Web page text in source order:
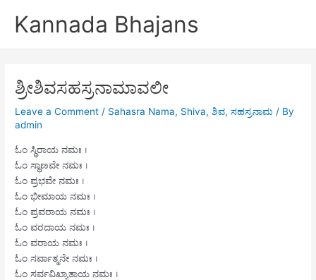
Kannada Bhajans
ಶ್ರೀಶಿವಸಹಸ್ರನಾಮಾವಲೀ
Leave a Comment / Sahasra Nama, Shiva,ಶಿವ,ಸಹಸ್ರನಾಮ / By
admin
ಓಂ ಸ್ಥಿರಾಯ ನಮಃ ।
ಓಂ ಸ್ಥಾಣವೇ ನಮಃ ।
ಓಂ ಪ್ರಭವೇ ನಮಃ ।
ಓಂ ಭೀಮಾಯ ನಮಃ ।
ಓಂ ಪ್ರವರಾಯ ನಮಃ ।
ಓಂ ವರದಾಯ ನಮಃ ।
ಓಂ ವರಾಯ ನಮಃ ।
ಓಂ ಸರ್ವಾತ್ಮನೇ ನಮಃ ।
ಓಂ ಸರ್ವವಿಖ್ಯಾತಾಯ ನಮಃ ।